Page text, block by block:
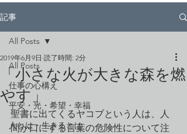
記事
All Posts
仕事の心構え
平安・光・希望・幸福
人とは・生きるとは
All Posts
「小さな火が大きな森を燃
やす」
2019年6月9日 読了時間: 2分
聖書に出てくるヤコブという人は、人
間が口にする言葉の危険性について注